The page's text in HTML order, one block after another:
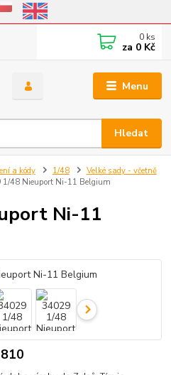
do 31.10.2026
Menu
Hledat
0 ks
za 0 Kč
a kódy 1/48
Velké sady - včetně
1/48 Nieuport Ni-11 Belgium
Ni-11